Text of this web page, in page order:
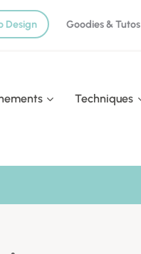
Design Goodies & Tutos
Techniques